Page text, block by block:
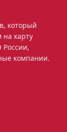
который
на карту
компании.